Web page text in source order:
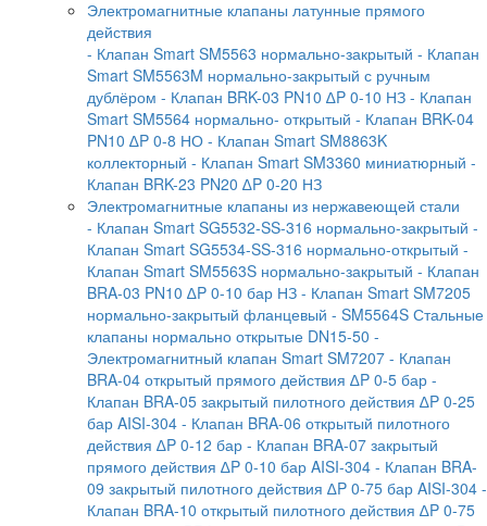
Электромагнитные клапаны латунные прямого
действия
- Клапан Smart SM5563 нормально-закрытый - Клапан
Smart SM5563M нормально-закрытый с ручным
дублёром - Клапан BRK-03 PN10 ∆P 0-10 НЗ - Клапан
Smart SM5564 нормально- открытый - Клапан BRK-04
PN10 ∆P 0-8 НО - Клапан Smart SM8863K
коллекторный - Клапан Smart SM3360 миниатюрный -
Клапан BRK-23 PN20 ∆P 0-20 НЗ
Электромагнитные клапаны из нержавеющей стали
- Клапан Smart SG5532-SS-316 нормально-закрытый -
Клапан Smart SG5534-SS-316 нормально-открытый -
Клапан Smart SM5563S нормально-закрытый - Клапан
BRA-03 PN10 ∆P 0-10 бар НЗ - Клапан Smart SM7205
нормально-закрытый фланцевый - SM5564S Стальные
клапаны нормально открытые DN15-50 -
Электромагнитный клапан Smart SM7207 - Клапан
BRA-04 открытый прямого действия ∆P 0-5 бар -
Клапан BRA-05 закрытый пилотного действия ∆P 0-25
бар AISI-304 - Клапан BRA-06 открытый пилотного
действия ∆P 0-12 бар - Клапан BRA-07 закрытый
прямого действия ∆P 0-10 бар AISI-304 - Клапан BRA-
09 закрытый пилотного действия ∆P 0-75 бар AISI-304 -
Клапан BRA-10 открытый пилотного действия ∆P 0-75